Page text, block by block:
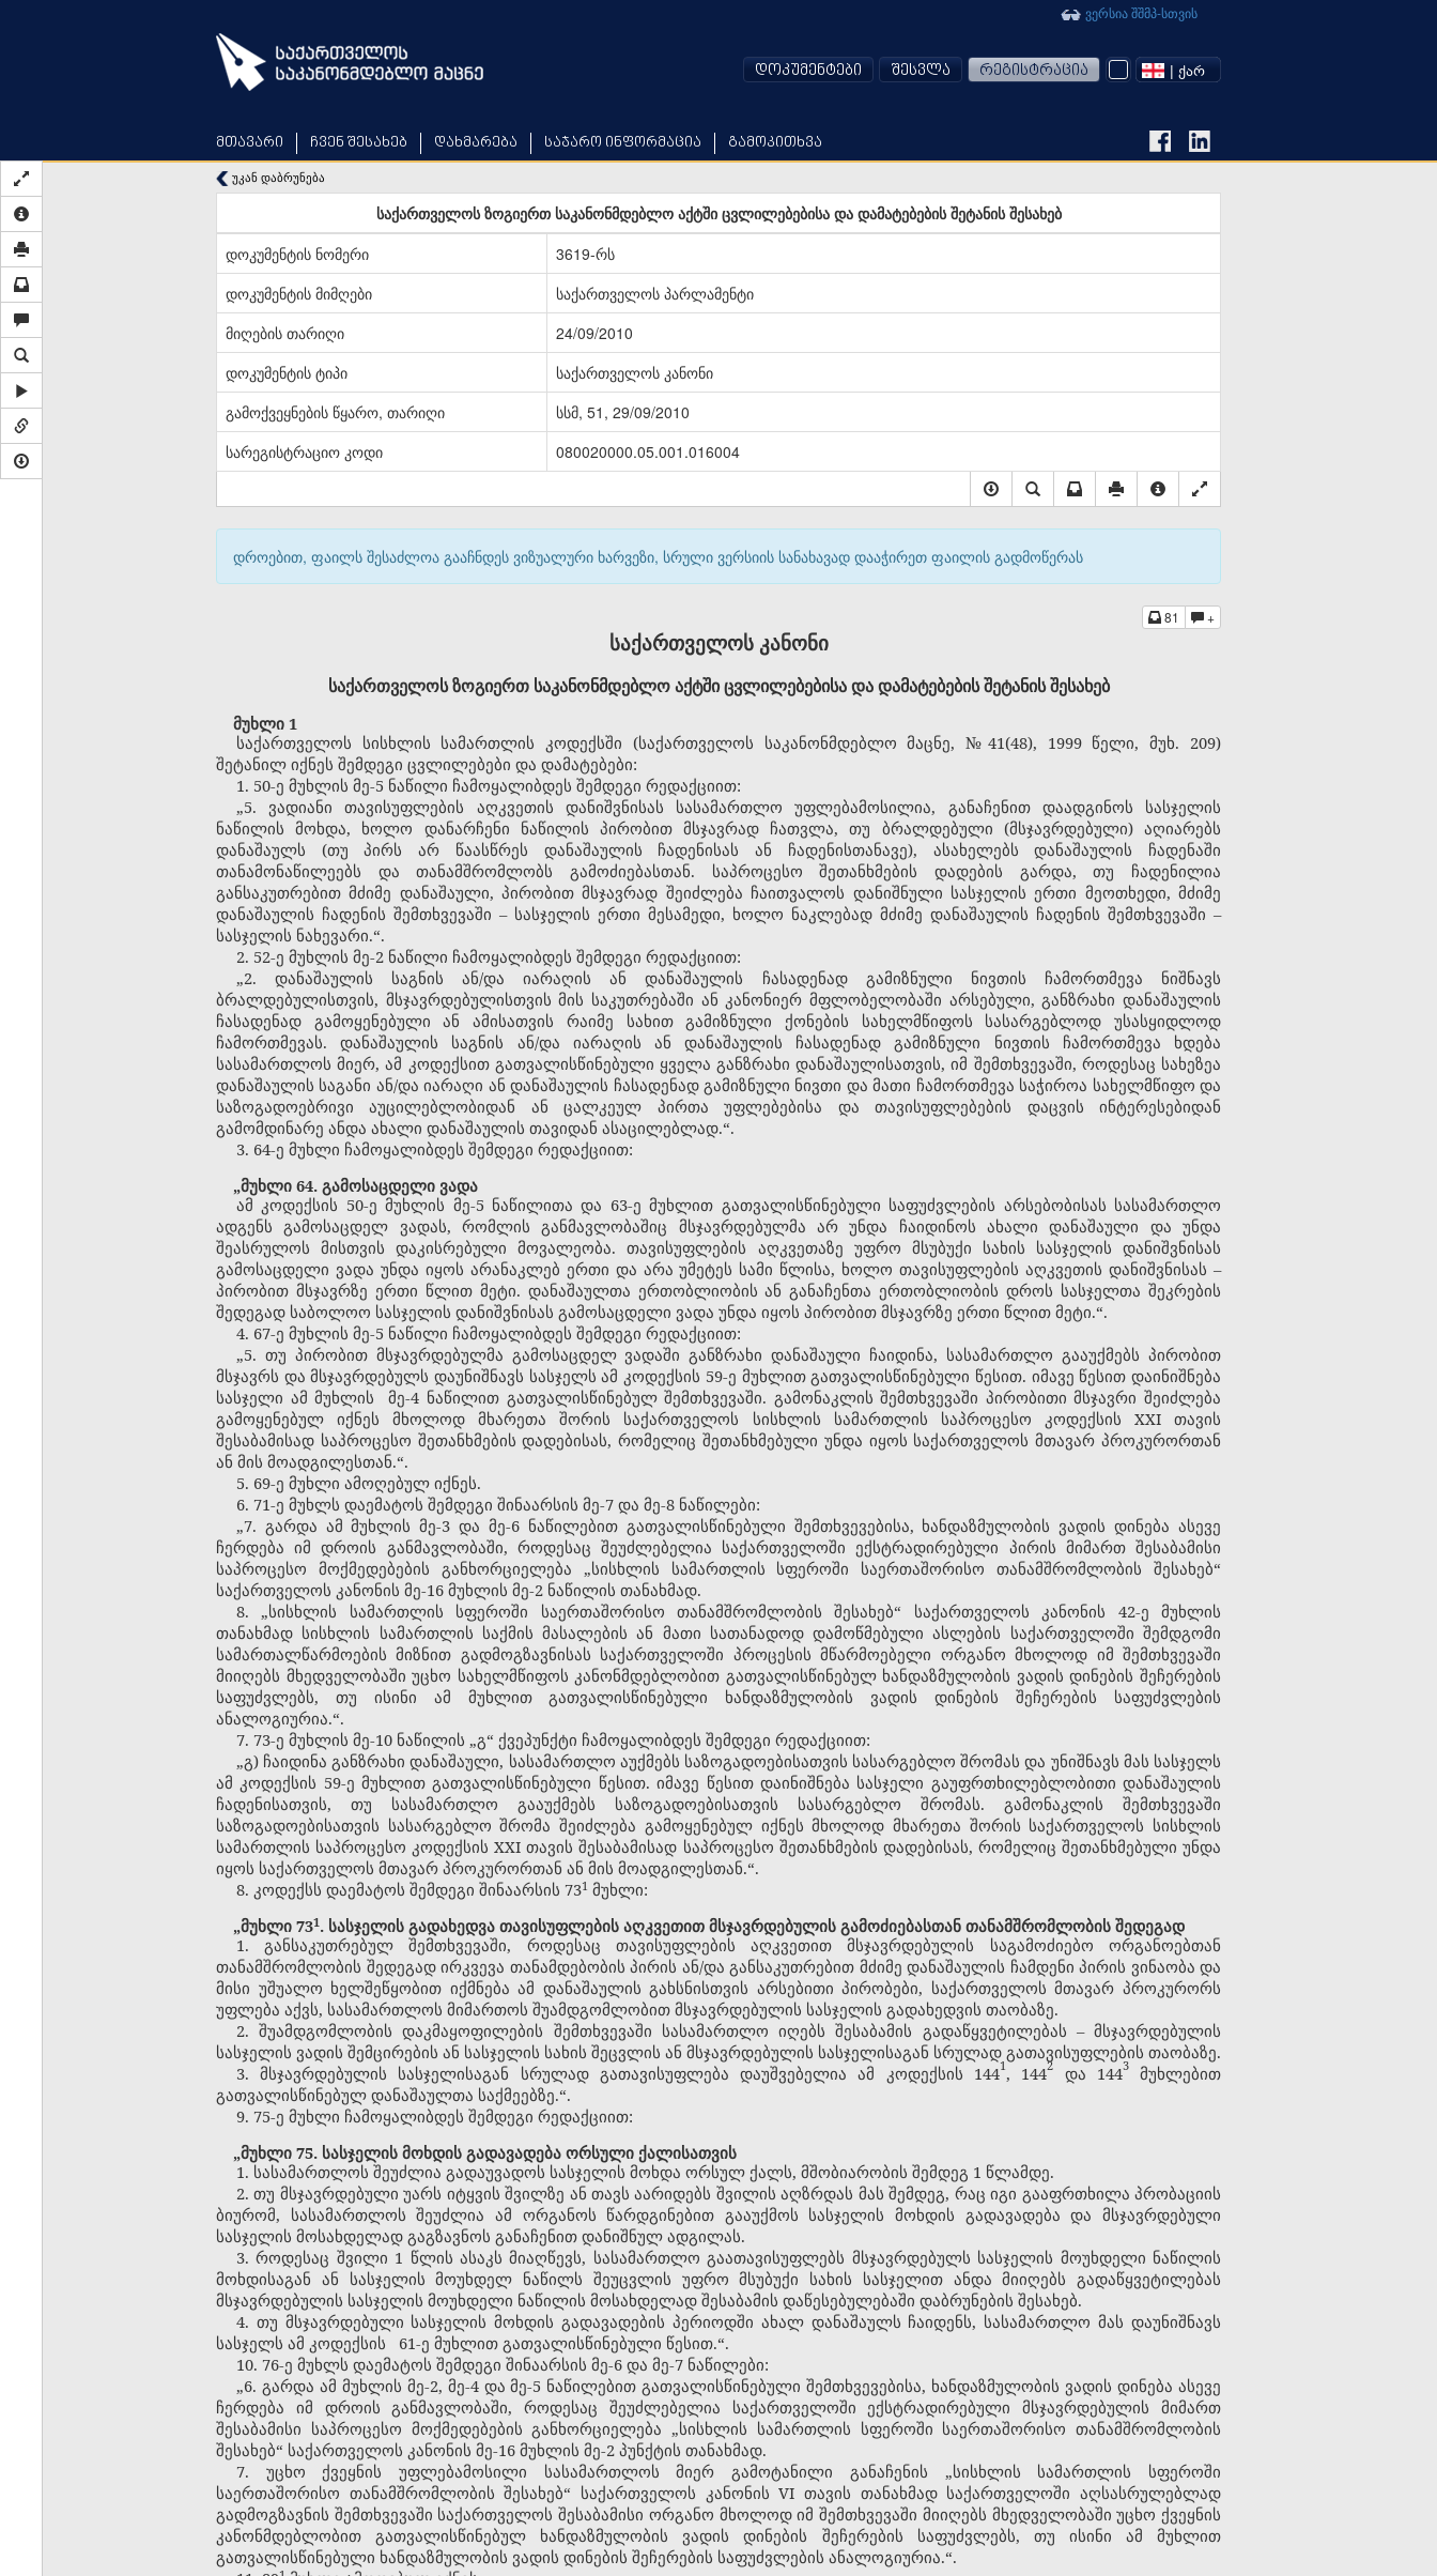
მთავარი ჩვენ შესახებ დახმარება საჯარო ინფორმაცია გამოკითხვა
ვერსია შშმპ-სთვის
დოკუმენტები შესვლა რეგისტრაცია | ᲥᲐᲠ
უკან დაბრუნება
საქართველოს ზოგიერთ საკანონმდებლო აქტში ცვლილებებისა და დამატებების შეტანის შესახებ
დოკუმენტის ნომერი
3619-რს
დოკუმენტის მიმღები
საქართველოს პარლამენტი
მიღების თარიღი
24/09/2010
დოკუმენტის ტიპი
საქართველოს კანონი
გამოქვეყნების წყარო, თარიღი
სსმ, 51, 29/09/2010
სარეგისტრაციო კოდი
080020000.05.001.016004
დროებით, ფაილს შესაძლოა გააჩნდეს ვიზუალური ხარვეზი, სრული ვერსიის სანახავად დააჭირეთ ფაილის გადმოწერას
81 +
საქართველოს კანონი
საქართველოს ზოგიერთ საკანონმდებლო აქტში ცვლილებებისა და დამატებების შეტანის შესახებ
მუხლი 1
საქართველოს სისხლის სამართლის კოდექსში (საქართველოს საკანონმდებლო მაცნე, №41(48), 1999 წელი, მუხ. 209)
შეტანილ იქნეს შემდეგი ცვლილებები და დამატებები:
1. 50-ე მუხლის მე-5 ნაწილი ჩამოყალიბდეს შემდეგი რედაქციით:
„5. ვადიანი თავისუფლების აღკვეთის დანიშვნისას სასამართლო უფლებამოსილია, განაჩენით დაადგინოს სასჯელის
ნაწილის მოხდა, ხოლო დანარჩენი ნაწილის პირობით მსჯავრად ჩათვლა, თუ ბრალდებული (მსჯავრდებული) აღიარებს
დანაშაულს (თუ პირს არ წაასწრეს დანაშაულის ჩადენისას ან ჩადენისთანავე), ასახელებს დანაშაულის ჩადენაში
თანამონაწილეებს და თანამშრომლობს გამოძიებასთან. საპროცესო შეთანხმების დადების გარდა, თუ ჩადენილია
განსაკუთრებით მძიმე დანაშაული, პირობით მსჯავრად შეიძლება ჩაითვალოს დანიშნული სასჯელის ერთი მეოთხედი, მძიმე
დანაშაულის ჩადენის შემთხვევაში – სასჯელის ერთი მესამედი, ხოლო ნაკლებად მძიმე დანაშაულის ჩადენის შემთხვევაში –
სასჯელის ნახევარი.“.
2. 52-ე მუხლის მე-2 ნაწილი ჩამოყალიბდეს შემდეგი რედაქციით:
„2. დანაშაულის საგნის ან/და იარაღის ან დანაშაულის ჩასადენად გამიზნული ნივთის ჩამორთმევა ნიშნავს
ბრალდებულისთვის, მსჯავრდებულისთვის მის საკუთრებაში ან კანონიერ მფლობელობაში არსებული, განზრახი დანაშაულის
ჩასადენად გამოყენებული ან ამისათვის რაიმე სახით გამიზნული ქონების სახელმწიფოს სასარგებლოდ უსასყიდლოდ
ჩამორთმევას. დანაშაულის საგნის ან/და იარაღის ან დანაშაულის ჩასადენად გამიზნული ნივთის ჩამორთმევა ხდება
სასამართლოს მიერ, ამ კოდექსით გათვალისწინებული ყველა განზრახი დანაშაულისათვის, იმ შემთხვევაში, როდესაც სახეზეა
დანაშაულის საგანი ან/და იარაღი ან დანაშაულის ჩასადენად გამიზნული ნივთი და მათი ჩამორთმევა საჭიროა სახელმწიფო და
საზოგადოებრივი აუცილებლობიდან ან ცალკეულ პირთა უფლებებისა და თავისუფლებების დაცვის ინტერესებიდან
გამომდინარე ანდა ახალი დანაშაულის თავიდან ასაცილებლად.“.
3. 64-ე მუხლი ჩამოყალიბდეს შემდეგი რედაქციით:
„მუხლი 64. გამოსაცდელი ვადა
ამ კოდექსის 50-ე მუხლის მე-5 ნაწილითა და 63-ე მუხლით გათვალისწინებული საფუძვლების არსებობისას სასამართლო
ადგენს გამოსაცდელ ვადას, რომლის განმავლობაშიც მსჯავრდებულმა არ უნდა ჩაიდინოს ახალი დანაშაული და უნდა
შეასრულოს მისთვის დაკისრებული მოვალეობა. თავისუფლების აღკვეთაზე უფრო მსუბუქი სახის სასჯელის დანიშვნისას
გამოსაცდელი ვადა უნდა იყოს არანაკლებ ერთი და არა უმეტეს სამი წლისა, ხოლო თავისუფლების აღკვეთის დანიშვნისას –
პირობით მსჯავრზე ერთი წლით მეტი. დანაშაულთა ერთობლიობის ან განაჩენთა ერთობლიობის დროს სასჯელთა შეკრების
შედეგად საბოლოო სასჯელის დანიშვნისას გამოსაცდელი ვადა უნდა იყოს პირობით მსჯავრზე ერთი წლით მეტი.“.
4. 67-ე მუხლის მე-5 ნაწილი ჩამოყალიბდეს შემდეგი რედაქციით:
„5. თუ პირობით მსჯავრდებულმა გამოსაცდელ ვადაში განზრახი დანაშაული ჩაიდინა, სასამართლო გააუქმებს პირობით
მსჯავრს და მსჯავრდებულს დაუნიშნავს სასჯელს ამ კოდექსის 59-ე მუხლით გათვალისწინებული წესით. იმავე წესით დაინიშნება
სასჯელი ამ მუხლის მე-4 ნაწილით გათვალისწინებულ შემთხვევაში. გამონაკლის შემთხვევაში პირობითი მსჯავრი შეიძლება
გამოყენებულ იქნეს მხოლოდ მხარეთა შორის საქართველოს სისხლის სამართლის საპროცესო კოდექსის XXI თავის
შესაბამისად საპროცესო შეთანხმების დადებისას, რომელიც შეთანხმებული უნდა იყოს საქართველოს მთავარ პროკურორთან
ან მის მოადგილესთან.“.
5. 69-ე მუხლი ამოღებულ იქნეს.
6. 71-ე მუხლს დაემატოს შემდეგი შინაარსის მე-7 და მე-8 ნაწილები:
„7. გარდა ამ მუხლის მე-3 და მე-6 ნაწილებით გათვალისწინებული შემთხვევებისა, ხანდაზმულობის ვადის დინება ასევე
ჩერდება იმ დროის განმავლობაში, როდესაც შეუძლებელია საქართველოში ექსტრადირებული პირის მიმართ შესაბამისი
საპროცესო მოქმედებების განხორციელება „სისხლის სამართლის სფეროში საერთაშორისო თანამშრომლობის შესახებ“
საქართველოს კანონის მე-16 მუხლის მე-2 ნაწილის თანახმად.
8. „სისხლის სამართლის სფეროში საერთაშორისო თანამშრომლობის შესახებ“ საქართველოს კანონის 42-ე მუხლის
თანახმად სისხლის სამართლის საქმის მასალების ან მათი სათანადოდ დამოწმებული ასლების საქართველოში შემდგომი
სამართალწარმოების მიზნით გადმოგზავნისას საქართველოში პროცესის მწარმოებელი ორგანო მხოლოდ იმ შემთხვევაში
მიიღებს მხედველობაში უცხო სახელმწიფოს კანონმდებლობით გათვალისწინებულ ხანდაზმულობის ვადის დინების შეჩერების
საფუძვლებს, თუ ისინი ამ მუხლით გათვალისწინებული ხანდაზმულობის ვადის დინების შეჩერების საფუძვლების
ანალოგიურია.“.
7. 73-ე მუხლის მე-10 ნაწილის „გ“ ქვეპუნქტი ჩამოყალიბდეს შემდეგი რედაქციით:
„გ) ჩაიდინა განზრახი დანაშაული, სასამართლო აუქმებს საზოგადოებისათვის სასარგებლო შრომას და უნიშნავს მას სასჯელს
ამ კოდექსის 59-ე მუხლით გათვალისწინებული წესით. იმავე წესით დაინიშნება სასჯელი გაუფრთხილებლობითი დანაშაულის
ჩადენისათვის, თუ სასამართლო გააუქმებს საზოგადოებისათვის სასარგებლო შრომას. გამონაკლის შემთხვევაში
საზოგადოებისათვის სასარგებლო შრომა შეიძლება გამოყენებულ იქნეს მხოლოდ მხარეთა შორის საქართველოს სისხლის
სამართლის საპროცესო კოდექსისXXI თავის შესაბამისად საპროცესო შეთანხმების დადებისას, რომელიც შეთანხმებული უნდა
იყოს საქართველოს მთავარ პროკურორთან ან მის მოადგილესთან.“.
8. კოდექსს დაემატოს შემდეგი შინაარსის 73​1 მუხლი:
„მუხლი 73​1. სასჯელის გადახედვა თავისუფლების აღკვეთით მსჯავრდებულის გამოძიებასთან თანამშრომლობის შედეგად
1. განსაკუთრებულ შემთხვევაში, როდესაც თავისუფლების აღკვეთით მსჯავრდებულის საგამოძიებო ორგანოებთან
თანამშრომლობის შედეგად ირკვევა თანამდებობის პირის ან/და განსაკუთრებით მძიმე დანაშაულის ჩამდენი პირის ვინაობა და
მისი უშუალო ხელშეწყობით იქმნება ამ დანაშაულის გახსნისთვის არსებითი პირობები, საქართველოს მთავარ პროკურორს
უფლება აქვს, სასამართლოს მიმართოს შუამდგომლობით მსჯავრდებულის სასჯელის გადახედვის თაობაზე.
2. შუამდგომლობის დაკმაყოფილების შემთხვევაში სასამართლო იღებს შესაბამის გადაწყვეტილებას – მსჯავრდებულის
სასჯელის ვადის შემცირების ან სასჯელის სახის შეცვლის ან მსჯავრდებულის სასჯელისაგან სრულად გათავისუფლების თაობაზე.
3. მსჯავრდებულის სასჯელისაგან სრულად გათავისუფლება დაუშვებელია ამ კოდექსის 1441 , 1442 და 1443
მუხლებით
გათვალისწინებულ დანაშაულთა საქმეებზე.“.
9. 75-ე მუხლი ჩამოყალიბდეს შემდეგი რედაქციით:
„მუხლი 75. სასჯელის მოხდის გადავადება ორსული ქალისათვის
1. სასამართლოს შეუძლია გადაუვადოს სასჯელის მოხდა ორსულ ქალს, მშობიარობის შემდეგ 1 წლამდე.
2. თუ მსჯავრდებული უარს იტყვის შვილზე ან თავს აარიდებს შვილის აღზრდას მას შემდეგ, რაც იგი გააფრთხილა პრობაციის
ბიურომ, სასამართლოს შეუძლია ამ ორგანოს წარდგინებით გააუქმოს სასჯელის მოხდის გადავადება და მსჯავრდებული
სასჯელის მოსახდელად გაგზავნოს განაჩენით დანიშნულ ადგილას.
3. როდესაც შვილი 1 წლის ასაკს მიაღწევს, სასამართლო გაათავისუფლებს მსჯავრდებულს სასჯელის მოუხდელი ნაწილის
მოხდისაგან ან სასჯელის მოუხდელ ნაწილს შეუცვლის უფრო მსუბუქი სახის სასჯელით ანდა მიიღებს გადაწყვეტილებას
მსჯავრდებულის სასჯელის მოუხდელი ნაწილის მოსახდელად შესაბამის დაწესებულებაში დაბრუნების შესახებ.
4. თუ მსჯავრდებული სასჯელის მოხდის გადავადების პერიოდში ახალ დანაშაულს ჩაიდენს, სასამართლო მას დაუნიშნავს
სასჯელს ამ კოდექსის 61-ე მუხლით გათვალისწინებული წესით.“.
10. 76-ე მუხლს დაემატოს შემდეგი შინაარსის მე-6 და მე-7 ნაწილები:
„6. გარდა ამ მუხლის მე-2, მე-4 და მე-5 ნაწილებით გათვალისწინებული შემთხვევებისა, ხანდაზმულობის ვადის დინება ასევე
ჩერდება იმ დროის განმავლობაში, როდესაც შეუძლებელია საქართველოში ექსტრადირებული მსჯავრდებულის მიმართ
შესაბამისი საპროცესო მოქმედებების განხორციელება „სისხლის სამართლის სფეროში საერთაშორისო თანამშრომლობის
შესახებ“ საქართველოს კანონის მე-16 მუხლის მე-2 პუნქტის თანახმად.
7. უცხო ქვეყნის უფლებამოსილი სასამართლოს მიერ გამოტანილი განაჩენის „სისხლის სამართლის სფეროში
საერთაშორისო თანამშრომლობის შესახებ“ საქართველოს კანონის VI თავის თანახმად საქართველოში აღსასრულებლად
გადმოგზავნის შემთხვევაში საქართველოს შესაბამისი ორგანო მხოლოდ იმ შემთხვევაში მიიღებს მხედველობაში უცხო ქვეყნის
კანონმდებლობით გათვალისწინებულ ხანდაზმულობის ვადის დინების შეჩერების საფუძვლებს, თუ ისინი ამ მუხლით
გათვალისწინებული ხანდაზმულობის ვადის დინების შეჩერების საფუძვლების ანალოგიურია.“.